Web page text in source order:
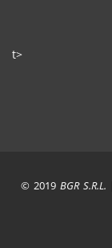
t>
© 2019 BGR S.R.L.